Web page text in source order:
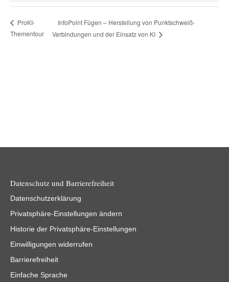
ProKI-
Thementour
InfoPoint Fügen – Herstellung von Punktschweiß-
Verbindungen und der Einsatz von KI
Datenschutz und Barrierefreiheit
Datenschutzerklärung
Privatsphäre-Einstellungen ändern
Historie der Privatsphäre-Einstellungen
Einwilligungen widerrufen
Barrierefreiheit
Einfache Sprache